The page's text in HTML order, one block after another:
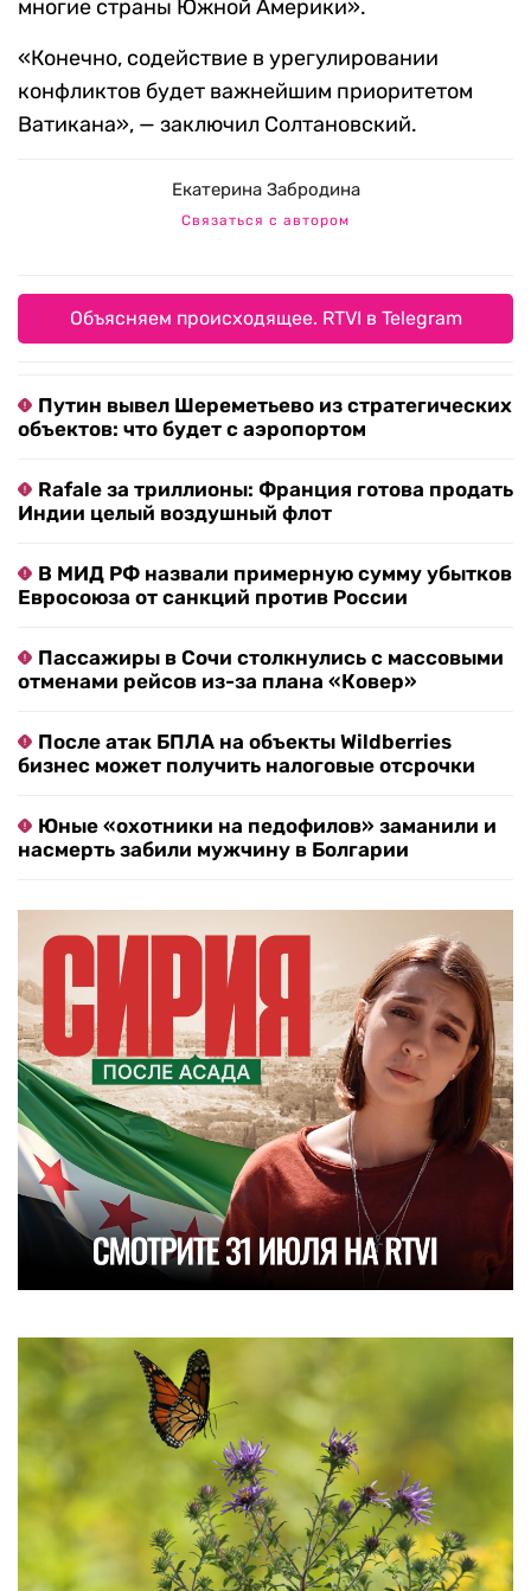
многие страны Южной Америки».
«Конечно, содействие в урегулировании
конфликтов будет важнейшим приоритетом
Ватикана», — заключил Солтановский.
Екатерина Забродина
Связаться с автором
Объясняем происходящее. RTVI в Telegram
Путин вывел Шереметьево из стратегических
объектов: что будет с аэропортом
Rafale за триллионы: Франция готова продать
Индии целый воздушный флот
В МИД РФ назвали примерную сумму убытков
Евросоюза от санкций против России
Пассажиры в Сочи столкнулись с массовыми
отменами рейсов из-за плана «Ковер»
После атак БПЛА на объекты Wildberries
бизнес может получить налоговые отсрочки
Юные «охотники на педофилов» заманили и
насмерть забили мужчину в Болгарии